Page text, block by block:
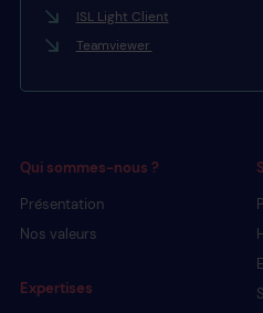
ISL Light Client
Teamviewer
Qui sommes-nous ?
Présentation
Nos valeurs
Expertises